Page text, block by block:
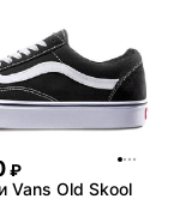
₽
Vans Old Skool